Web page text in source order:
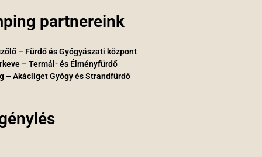
partnereink
– Fürdő és Gyógyászati központ
– Termál- és Élményfürdő
– Akácliget Gyógy és Strandfürdő